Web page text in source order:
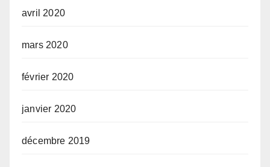
avril 2020
mars 2020
février 2020
janvier 2020
décembre 2019